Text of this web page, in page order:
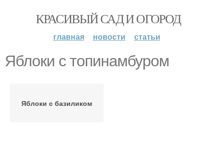
КРАСИВЫЙ САД И ОГОРОД
главная новости статьи
Яблоки с топинамбуром
Яблоки с базиликом